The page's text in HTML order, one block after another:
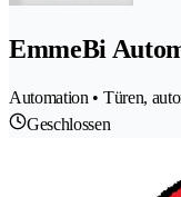
EmmeBi
Automation • Türen,
Geschlossen